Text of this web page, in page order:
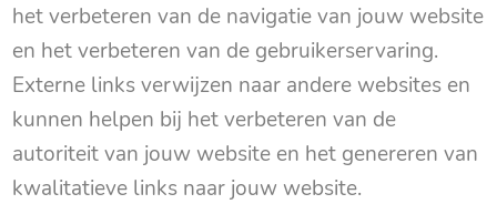
het verbeteren van de navigatie van jouw website
en het verbeteren van de gebruikerservaring.
Externe links verwijzen naar andere websites en
kunnen helpen bij het verbeteren van de
autoriteit van jouw website en het genereren van
kwalitatieve links naar jouw website.